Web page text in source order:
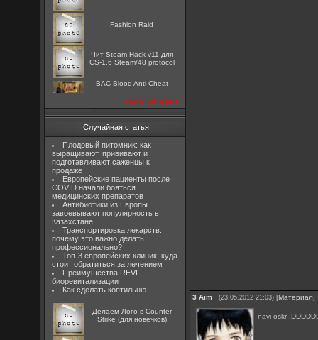
Fashion Raid
Чит Steam Hack v11 для
CS-1.6 Steam/48 protocol
BAC Blood Anti Cheat
посмотреть все
Случайная статья
Плодовый питомник: как
выращивают, прививают и
подготавливают саженцы к
продаже
Европейские пациенты после
COVID начали бояться
медицинских препаратов
Антибиотики из Европы
завоевывают популярность в
Казахстане
Транспортировка лекарств:
почему это важно делать
профессионально?
Топ-3 европейских клиник, куда
стоит обратиться за лечением
Преимущества REVI
биоревитализации
Как сделать коптильню
Делаем Лого в Counter
Strike (для новечков)
3 Aim (23.05.2012 21:03) [Материал]
navi oskr